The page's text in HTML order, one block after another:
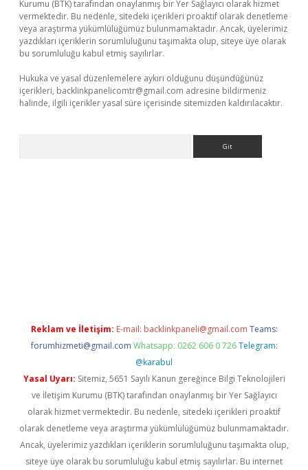
Kurumu (BTK) tarafından onaylanmış bir Yer Sağlayıcı olarak hizmet
vermektedir. Bu nedenle, sitedeki içerikleri proaktif olarak denetleme
veya araştırma yükümlülüğümüz bulunmamaktadır. Ancak, üyelerimiz
yazdıkları içeriklerin sorumluluğunu taşımakta olup, siteye üye olarak
bu sorumluluğu kabul etmiş sayılırlar.
Hukuka ve yasal düzenlemelere aykırı olduğunu düşündüğünüz
içerikleri, backlinkpanelicomtr@gmail.com adresine bildirmeniz
halinde, ilgili içerikler yasal süre içerisinde sitemizden kaldırılacaktır.
Reklam ve İletişim: E-mail: backlinkpaneli@gmail.com Teams:
forumhizmeti@gmail.com Whatsapp: 0262 606 0 726 Telegram:
@karabul
Yasal Uyarı: Sitemiz, 5651 Sayılı Kanun gereğince Bilgi Teknolojileri
ve İletişim Kurumu (BTK) tarafından onaylanmış bir Yer Sağlayıcı
olarak hizmet vermektedir. Bu nedenle, sitedeki içerikleri proaktif
olarak denetleme veya araştırma yükümlülüğümüz bulunmamaktadır.
Ancak, üyelerimiz yazdıkları içeriklerin sorumluluğunu taşımakta olup,
siteye üye olarak bu sorumluluğu kabul etmiş sayılırlar. Bu internet